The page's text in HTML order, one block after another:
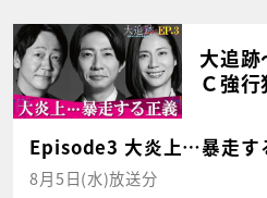
大追跡
Ｃ強
Episode3 大炎上…暴走す
8月5日(水)放送分